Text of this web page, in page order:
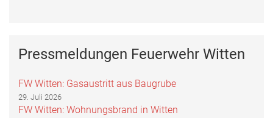
Pressmeldungen Feuerwehr Witten
FW Witten: Gasaustritt aus Baugrube
29. Juli 2026
FW Witten: Wohnungsbrand in Witten